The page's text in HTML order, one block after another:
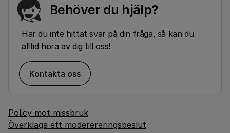
Behöver du hjälp?
Har du inte hittat svar på din fråga, så kan du
alltid höra av dig till oss!
Kontakta oss
Policy mot missbruk
Överklaga ett moderereringsbeslut